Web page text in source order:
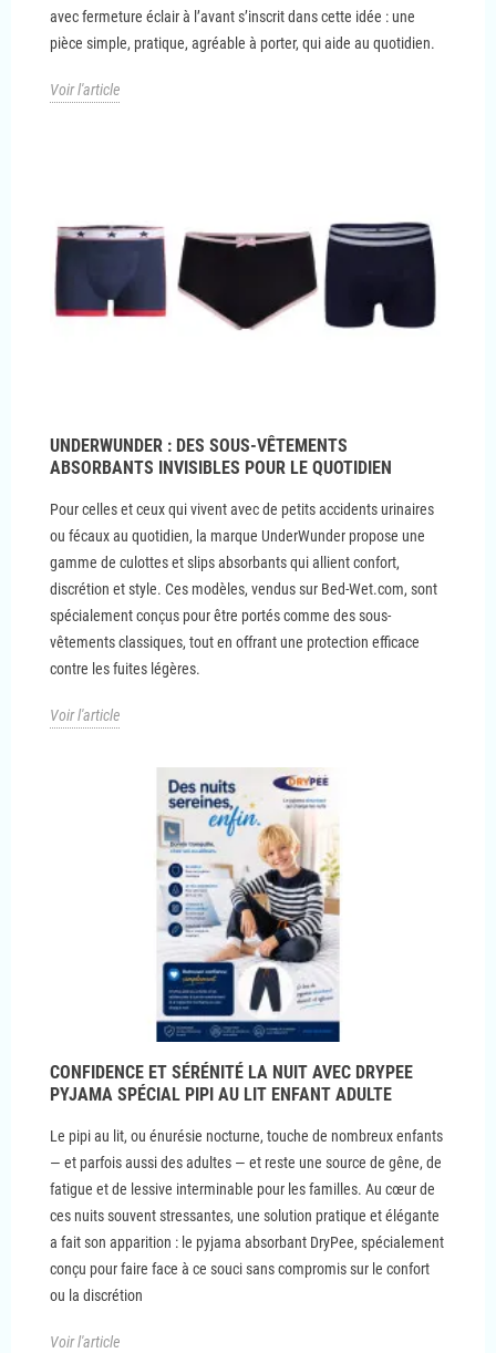
avec fermeture éclair à l’avant s’inscrit dans cette idée : une
pièce simple, pratique, agréable à porter, qui aide au quotidien.
Voir l'article
UNDERWUNDER : DES SOUS-VÊTEMENTS
ABSORBANTS INVISIBLES POUR LE QUOTIDIEN
Pour celles et ceux qui vivent avec de petits accidents urinaires
ou fécaux au quotidien, la marque UnderWunder propose une
gamme de culottes et slips absorbants qui allient confort,
discrétion et style. Ces modèles, vendus sur Bed-Wet.com, sont
spécialement conçus pour être portés comme des sous-
vêtements classiques, tout en offrant une protection efficace
contre les fuites légères.
Voir l'article
CONFIDENCE ET SÉRÉNITÉ LA NUIT AVEC DRYPEE
PYJAMA SPÉCIAL PIPI AU LIT ENFANT ADULTE
Le pipi au lit, ou énurésie nocturne, touche de nombreux enfants
— et parfois aussi des adultes — et reste une source de gêne, de
fatigue et de lessive interminable pour les familles. Au cœur de
ces nuits souvent stressantes, une solution pratique et élégante
a fait son apparition : le pyjama absorbant DryPee, spécialement
conçu pour faire face à ce souci sans compromis sur le confort
ou la discrétion
Voir l'article